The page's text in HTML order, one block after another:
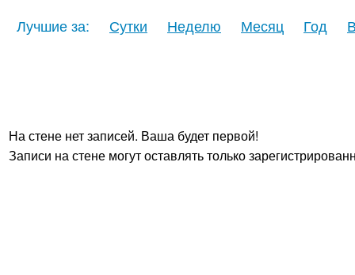
Лучшие за: Сутки Неделю Месяц Год
На стене нет записей. Ваша будет первой!
Записи на стене могут оставлять только